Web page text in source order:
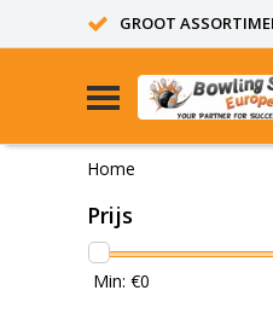
GROOT
Home
Prijs
Min: €0